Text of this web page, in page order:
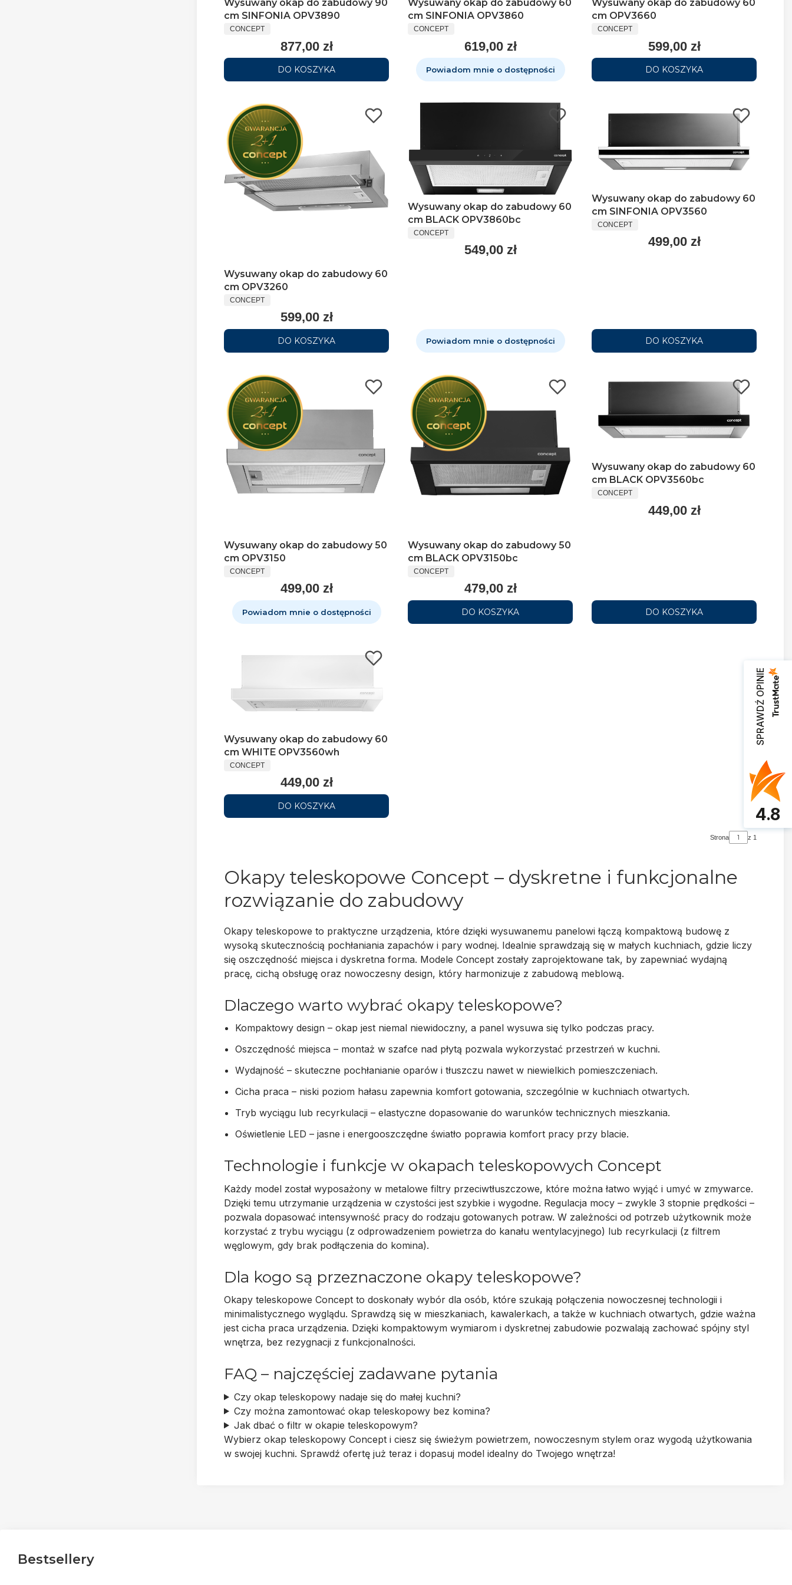
Wysuwany okap do zabudowy 90
cm SINFONIA OPV3890
CONCEPT
877,00 zł
DO KOSZYKA
Wysuwany okap do zabudowy 60
cm SINFONIA OPV3860
CONCEPT
619,00 zł
Powiadom mnie o dostępności
Wysuwany okap do zabudowy 60
cm OPV3660
CONCEPT
599,00 zł
DO KOSZYKA
Wysuwany okap do zabudowy 60
cm OPV3260
CONCEPT
599,00 zł
DO KOSZYKA
Wysuwany okap do zabudowy 60
cm BLACK OPV3860bc
CONCEPT
549,00 zł
Powiadom mnie o dostępności
Wysuwany okap do zabudowy 60
cm SINFONIA OPV3560
CONCEPT
499,00 zł
DO KOSZYKA
Wysuwany okap do zabudowy 50
cm OPV3150
CONCEPT
499,00 zł
Powiadom mnie o dostępności
Wysuwany okap do zabudowy 50
cm BLACK OPV3150bc
CONCEPT
479,00 zł
DO KOSZYKA
Wysuwany okap do zabudowy 60
cm BLACK OPV3560bc
CONCEPT
449,00 zł
DO KOSZYKA
Wysuwany okap do zabudowy 60
cm WHITE OPV3560wh
CONCEPT
449,00 zł
DO KOSZYKA
Strona z 1
Okapy teleskopowe Concept – dyskretne i funkcjonalne
rozwiązanie do zabudowy
Okapy teleskopowe to praktyczne urządzenia, które dzięki wysuwanemu panelowi łączą kompaktową budowę z
wysoką skutecznością pochłaniania zapachów i pary wodnej. Idealnie sprawdzają się w małych kuchniach, gdzie liczy
się oszczędność miejsca i dyskretna forma. Modele Concept zostały zaprojektowane tak, by zapewniać wydajną
pracę, cichą obsługę oraz nowoczesny design, który harmonizuje z zabudową meblową.
Dlaczego warto wybrać okapy teleskopowe?
Kompaktowy design – okap jest niemal niewidoczny, a panel wysuwa się tylko podczas pracy.
Oszczędność miejsca – montaż w szafce nad płytą pozwala wykorzystać przestrzeń w kuchni.
Wydajność – skuteczne pochłanianie oparów i tłuszczu nawet w niewielkich pomieszczeniach.
Cicha praca – niski poziom hałasu zapewnia komfort gotowania, szczególnie w kuchniach otwartych.
Tryb wyciągu lub recyrkulacji – elastyczne dopasowanie do warunków technicznych mieszkania.
Oświetlenie LED – jasne i energooszczędne światło poprawia komfort pracy przy blacie.
Technologie i funkcje w okapach teleskopowych Concept
Każdy model został wyposażony w metalowe filtry przeciwtłuszczowe, które można łatwo wyjąć i umyć w zmywarce.
Dzięki temu utrzymanie urządzenia w czystości jest szybkie i wygodne. Regulacja mocy – zwykle 3 stopnie prędkości –
pozwala dopasować intensywność pracy do rodzaju gotowanych potraw. W zależności od potrzeb użytkownik może
korzystać z trybu wyciągu (z odprowadzeniem powietrza do kanału wentylacyjnego) lub recyrkulacji (z filtrem
węglowym, gdy brak podłączenia do komina).
Dla kogo są przeznaczone okapy teleskopowe?
Okapy teleskopowe Concept to doskonały wybór dla osób, które szukają połączenia nowoczesnej technologii i
minimalistycznego wyglądu. Sprawdzą się w mieszkaniach, kawalerkach, a także w kuchniach otwartych, gdzie ważna
jest cicha praca urządzenia. Dzięki kompaktowym wymiarom i dyskretnej zabudowie pozwalają zachować spójny styl
wnętrza, bez rezygnacji z funkcjonalności.
FAQ – najczęściej zadawane pytania
Czy okap teleskopowy nadaje się do małej kuchni?
Czy można zamontować okap teleskopowy bez komina?
Jak dbać o filtr w okapie teleskopowym?
Wybierz okap teleskopowy Concept i ciesz się świeżym powietrzem, nowoczesnym stylem oraz wygodą użytkowania
w swojej kuchni. Sprawdź ofertę już teraz i dopasuj model idealny do Twojego wnętrza!
Bestsellery
SPRAWDŹ OPINIE
4.8